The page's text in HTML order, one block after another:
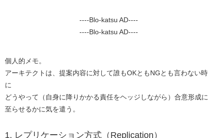
----Blo-katsu AD----
----Blo-katsu AD----
個人的メモ。
アーキテクトは、提案内容に対して誰もOKともNGとも言わない時
に
どうやって（自身に降りかかる責任をヘッジしながら）合意形成に
至らせるかに気を遣う。
​1. レプリケーション方式（Replication）